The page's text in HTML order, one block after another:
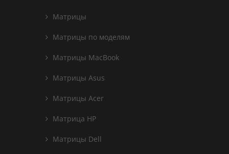
Матрицы
Матрицы по моделям
Матрицы MacBook
Матрицы Asus
Матрицы Acer
Матрица HP
Матрицы Dell